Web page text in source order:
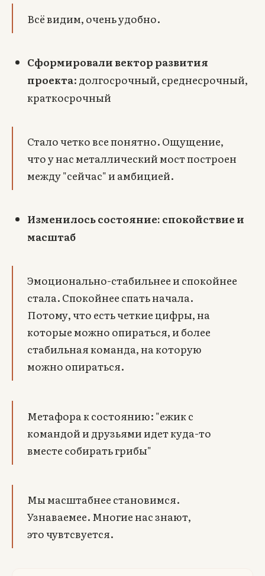
Всё видим, очень удобно.
Сформировали вектор развития
проекта: долгосрочный, среднесрочный,
краткосрочный
Стало четко все понятно. Ощущение,
что у нас металлический мост построен
между "сейчас" и амбицией.
Изменилось состояние: спокойствие и
масштаб
Эмоционально-стабильнее и спокойнее
стала. Спокойнее спать начала.
Потому, что есть четкие цифры, на
которые можно опираться, и более
стабильная команда, на которую
можно опираться.
Метафора к состоянию: "ежик с
командой и друзьями идет куда-то
вместе собирать грибы"
Мы масштабнее становимся.
Узнаваемее. Многие нас знают,
это чувтсвуется.